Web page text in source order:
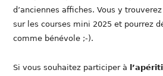
d’anciennes affiches. Vous y
sur les courses mini 2025 et pourrez
comme bénévole ;-).
Si vous souhaitez participer à